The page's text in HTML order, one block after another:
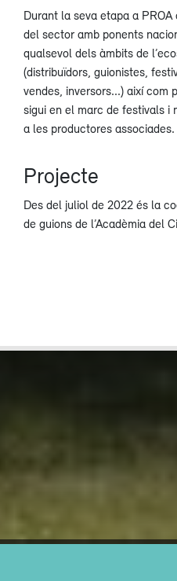
Durant la seva etapa a
del sector amb ponents
qualsevol dels àmbits de
(distribuïdors, guionistes,
vendes, inversors...) així com
sigui en el marc de festivals i
a les productores associades.
Projecte
Des del juliol de 2022 és la
de guions de l’Acadèmia del